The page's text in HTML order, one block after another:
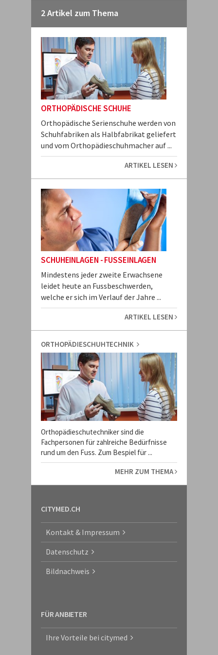
2 Artikel zum Thema
ORTHOPÄDISCHE SCHUHE
Orthopädische Serienschuhe werden von
Schuhfabriken als Halbfabrikat geliefert
und vom Orthopädieschuhmacher auf ...
ARTIKEL LESEN
SCHUHEINLAGEN - FUSSEINLAGEN
Mindestens jeder zweite Erwachsene
leidet heute an Fussbeschwerden,
welche er sich im Verlauf der Jahre ...
ARTIKEL LESEN
ORTHOPÄDIESCHUHTECHNIK
Orthopädieschutechniker sind die
Fachpersonen für zahlreiche Bedürfnisse
rund um den Fuss. Zum Bespiel für ...
MEHR ZUM THEMA
CITYMED.CH
Kontakt & Impressum
Datenschutz
Bildnachweis
FÜR ANBIETER
Ihre Vorteile bei citymed